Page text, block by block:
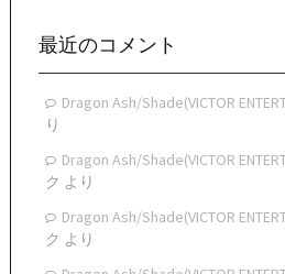
リ
最近のコメント
Dragon Ash/Shade(VICTOR
り
Dragon Ash/Shade(VICTOR
ク より
Dragon Ash/Shade(VICTOR
ク より